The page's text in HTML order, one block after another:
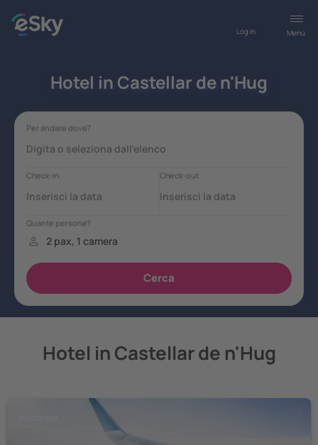
Menù
Log in
Hotel in Castellar de n'Hug
Hotel in Castellar de n'Hug